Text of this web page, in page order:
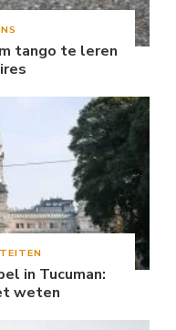
tango te leren
in Tucuman:
weten